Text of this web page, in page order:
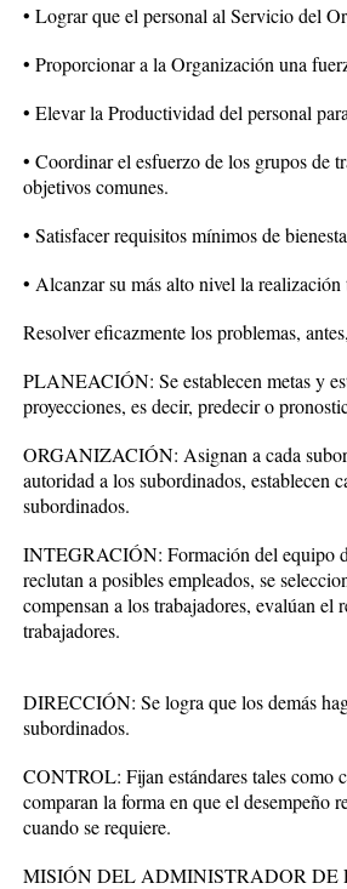
• Lograr que el personal al Servicio del
• Proporcionar a la Organización una
• Elevar la Productividad del personal
• Coordinar el esfuerzo de los grupos de
objetivos comunes.
• Satisfacer requisitos mínimos de
• Alcanzar su más alto nivel la
Resolver eficazmente los problemas,
PLANEACIÓN: Se establecen metas y
proyecciones, es decir, predecir o
ORGANIZACIÓN: Asignan a cada
autoridad a los subordinados, establecen
subordinados.
INTEGRACIÓN: Formación del equipo
reclutan a posibles empleados, se
compensan a los trabajadores, evalúan el
trabajadores.
DIRECCIÓN: Se logra que los demás
subordinados.
CONTROL: Fijan estándares tales como
comparan la forma en que el desempeño
cuando se requiere.
MISIÓN DEL ADMINISTRADOR DE